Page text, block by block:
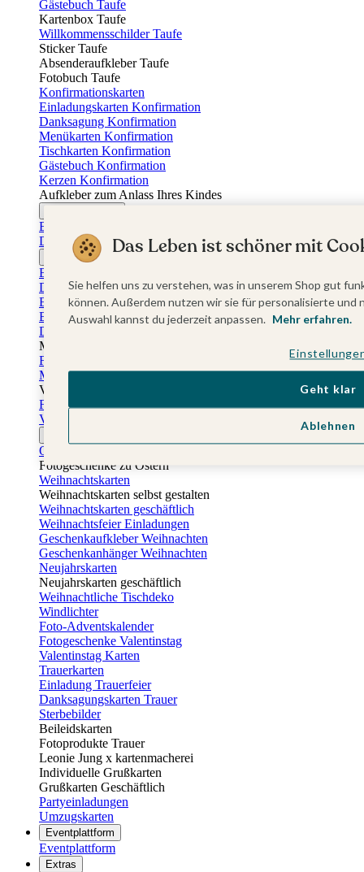
Gästebuch Taufe
Kartenbox Taufe
Willkommensschilder Taufe
Sticker Taufe
Absenderaufkleber Taufe
Fotobuch Taufe
Konfirmationskarten
Einladungskarten Konfirmation
Danksagung Konfirmation
Menükarten Konfirmation
Tischkarten Konfirmation
Gästebuch Konfirmation
Kerzen Konfirmation
Aufkleber zum Anlass Ihres Kindes
Einladungskarten Firmung
Dankeskarten Firmung
Jugendweihekarten
Einladungskarten Jugendweihe
Dankeskarten Jugendweihe
Einschulungskarten
Einladungskarten Einschulung
Danksagung Einschulung
Muttertag
Fotogeschenke Muttertag
Muttertagskarten
Vatertag
Fotogeschenke Vatertag
Vatertagskarten
Osterkarten
Fotogeschenke zu Ostern
Weihnachtskarten
Weihnachtskarten selbst gestalten
Weihnachtskarten geschäftlich
Weihnachtsfeier Einladungen
Geschenkaufkleber Weihnachten
Geschenkanhänger Weihnachten
Neujahrskarten
Neujahrskarten geschäftlich
Weihnachtliche Tischdeko
Windlichter
Foto-Adventskalender
Fotogeschenke Valentinstag
Valentinstag Karten
Trauerkarten
Einladung Trauerfeier
Danksagungskarten Trauer
Sterbebilder
Beileidskarten
Fotoprodukte Trauer
Leonie Jung x kartenmacherei
Individuelle Grußkarten
Grußkarten Geschäftlich
Partyeinladungen
Umzugskarten
Eventplattform
Eventplattform
Extras
Das Leben ist schöner mit
Sie helfen uns zu verstehen, was in unserem Shop gut
können. Außerdem nutzen wir sie für personalisierte
Auswahl kannst du jederzeit anpassen. Mehr erfahren.
Ablehnen
Geht klar